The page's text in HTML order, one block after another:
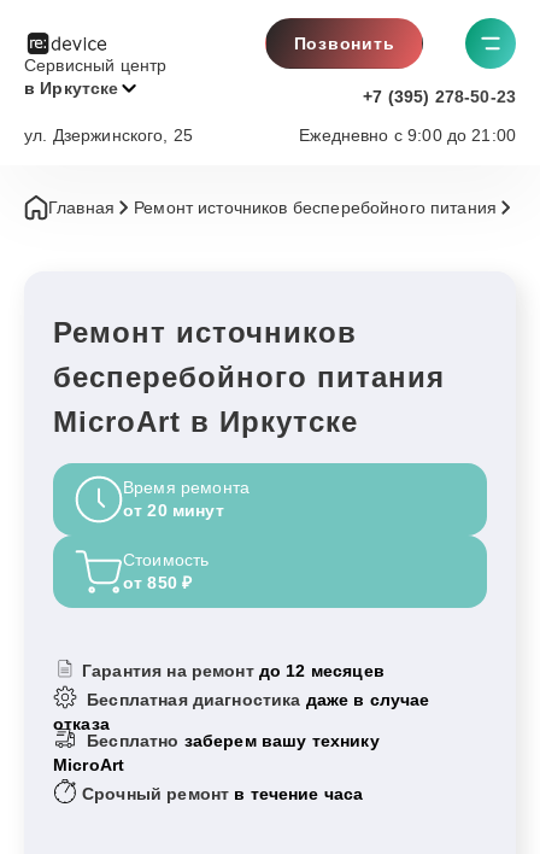
Сервисный центр
в Иркутске
Позвонить
+7 (395) 278-50-23
Ежедневно с 9:00 до 21:00
ул. Дзержинского, 25
Главная Ремонт источников бесперебойного питания
Ремонт источников
бесперебойного питания
MicroArt в Иркутске
Время ремонта
от 20 минут
Стоимость
от 850 ₽
Гарантия на ремонт до 12 месяцев
Бесплатная диагностика даже в случае
отказа
Бесплатно заберем вашу технику
MicroArt
Срочный ремонт в течение часа